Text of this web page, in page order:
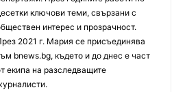
ключови теми, свързани с
интерес и прозрачност.
2021 г. Мария се присъединява
bnews.bg, където и до днес е част
екипа на разследващите